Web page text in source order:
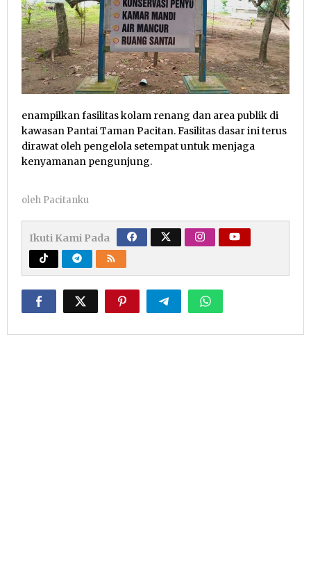
enampilkan fasilitas kolam renang dan area publik di
kawasan Pantai Taman Pacitan. Fasilitas dasar ini terus
dirawat oleh pengelola setempat untuk menjaga
kenyamanan pengunjung.
oleh Pacitanku
Ikuti Kami Pada